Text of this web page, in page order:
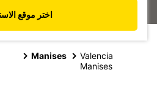
اختر موقع
Manises
Valencia
Manises